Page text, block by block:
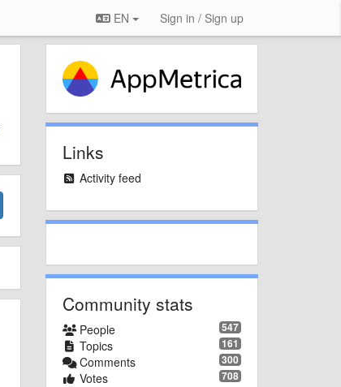
EN Sign in / Sign up
Links
Activity feed
Community stats
547
People
161
Topics
300
Comments
708
Votes